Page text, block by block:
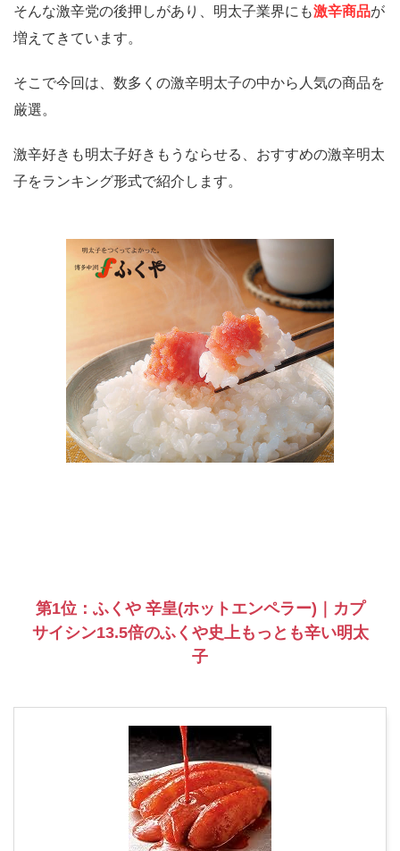
そんな激辛党の後押しがあり、明太子業界にも激辛商品が
増えてきています。
そこで今回は、数多くの激辛明太子の中から人気の商品を
厳選。
激辛好きも明太子好きもうならせる、おすすめの激辛明太
子をランキング形式で紹介します。
第1位：ふくや 辛皇(ホットエンペラー)｜カプ
サイシン13.5倍のふくや史上もっとも辛い明太
子